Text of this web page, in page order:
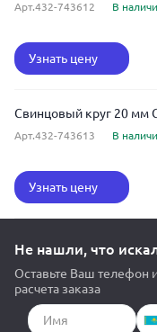
Арт.432-743612 В
Узнать цену
Свинцовый круг 20 мм
Арт.432-743613 В
Узнать цену
Не нашли, что
Оставьте Ваш телефон
расчета заказа